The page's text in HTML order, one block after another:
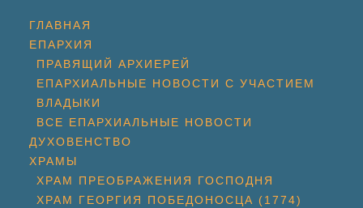
ГЛАВНАЯ
ЕПАРХИЯ
ПРАВЯЩИЙ АРХИЕРЕЙ
ЕПАРХИАЛЬНЫЕ НОВОСТИ С УЧАСТИЕМ
ВЛАДЫКИ
ВСЕ ЕПАРХИАЛЬНЫЕ НОВОСТИ
ДУХОВЕНСТВО
ХРАМЫ
ХРАМ ПРЕОБРАЖЕНИЯ ГОСПОДНЯ
ХРАМ ГЕОРГИЯ ПОБЕДОНОСЦА (1774)